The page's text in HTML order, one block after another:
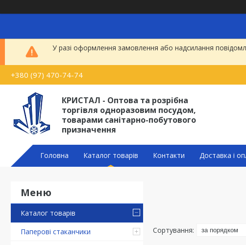
У разі оформлення замовлення або надсилання
+380 (97) 470-74-74
КРИСТАЛ - Оптова та розрібна
торгівля одноразовим посудом,
товарами санітарно-побутового
призначення
Головна Каталог товарів Контакти Доставка і
Каталог товарів
Паперові стаканчики